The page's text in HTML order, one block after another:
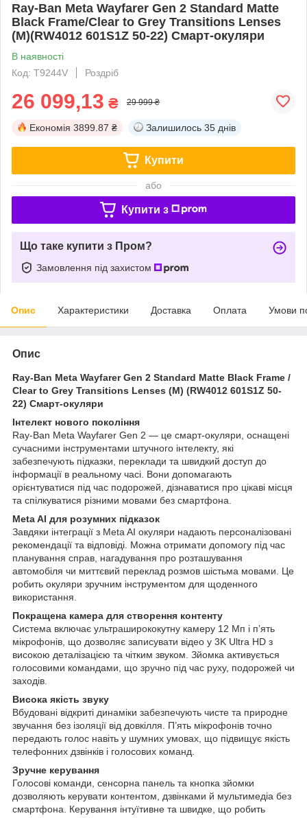
Ray-Ban Meta Wayfarer Gen 2 Standard Matte
Black Frame/Clear to Grey Transitions Lenses
(М)(RW4012 601S1Z 50-22) Смарт-окуляри
В наявності
Код: T9244V
Роздріб
26 099,13 ₴ 29 999 ₴
Економія 3899.87 ₴ Залишилось 35 днів
Купити
або
Купити з
Що таке купити з Пром?
Замовлення під захистом
Опис Характеристики Доставка Оплата Умови
Опис
Ray-Ban Meta Wayfarer Gen 2 Standard Matte Black Frame /
Clear to Grey Transitions Lenses (М) (RW4012 601S1Z 50-
22) Смарт-окуляри
Інтелект нового покоління
Ray-Ban Meta Wayfarer Gen 2 — це смарт-окуляри, оснащені
сучасними інструментами штучного інтелекту, які
забезпечують підказки, переклади та швидкий доступ до
інформації в реальному часі. Вони допомагають
орієнтуватися під час подорожей, дізнаватися про цікаві місця
та спілкуватися різними мовами без смартфона.
Meta AI для розумних підказок
Завдяки інтеграції з Meta AI окуляри надають персоналізовані
рекомендації та відповіді. Можна отримати допомогу під час
планування справ, нагадування про розташування
автомобіля чи миттєвий переклад розмов шістьма мовами. Це
робить окуляри зручним інструментом для щоденного
використання.
Покращена камера для створення контенту
Система включає ультраширококутну камеру 12 Мп і п’ять
мікрофонів, що дозволяє записувати відео у 3K Ultra HD з
високою деталізацією та чітким звуком. Зйомка активується
голосовими командами, що зручно під час руху, подорожей чи
заходів.
Висока якість звуку
Вбудовані відкриті динаміки забезпечують чисте та природне
звучання без ізоляції від довкілля. П’ять мікрофонів точно
передають голос навіть у шумних умовах, що підвищує якість
телефонних дзвінків і голосових команд.
Зручне керування
Голосові команди, сенсорна панель та кнопка зйомки
дозволяють керувати контентом, дзвінками й мультимедіа без
смартфона. Керування інтуїтивне та швидке, що робить